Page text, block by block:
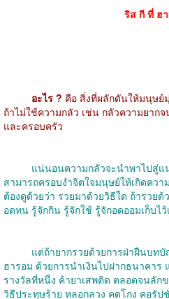
ริส กี ที่ ฮ
อะไร ? คือ สิ่งที่ผลักดันให้มนุษย์
ถ้าไม่ใช้ความกลัว เช่น กลัวความยาก
และครอบครัว
แน่นอนความกลัวจะนำพาไปสู่แน
สามารถครอบงำจิตใจมนุษย์ให้เกิดคว
ต้องดูด้วยว่า รวยมาด้วยวิธีใด ถ้ารวย
อดทน รู้จักกิน รู้จักใช้ รู้จักอดออมเก็บไ
แต่ถ้ายากรวยด้วยการฝ่าฝืนบทบั
ฮารอม ด้วยการนำเงินไปฝากธนาคาร
รางวัลที่หนึ่ง ค้ายาเสพติด ตลอดจนลัก
วิธีประทุษร้าย หลอกลวง คดโกง คอรั